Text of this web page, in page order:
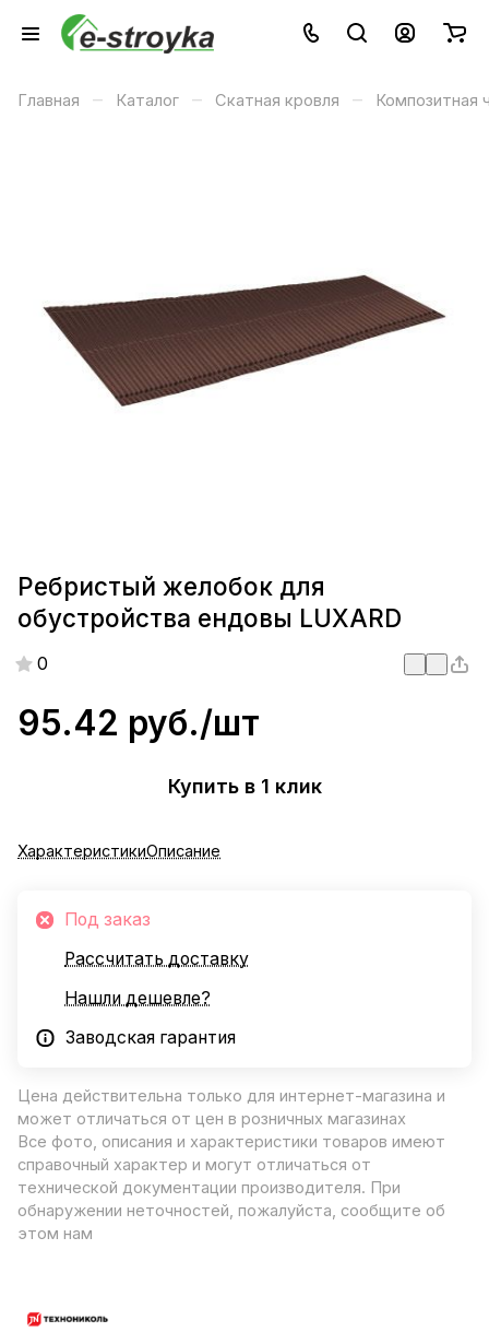
Главная – Каталог – Скатная кровля – Композитная
Ребристый желобок для
обустройства ендовы LUXARD
0
95.42 руб./шт
Купить в 1 клик
ХарактеристикиОписание
Под заказ
Рассчитать доставку
Нашли дешевле?
Заводская гарантия
Цена действительна только для интернет-магазина и
может отличаться от цен в розничных магазинах
Все фото, описания и характеристики товаров имеют
справочный характер и могут отличаться от
технической документации производителя. При
обнаружении неточностей, пожалуйста, сообщите об
этом нам